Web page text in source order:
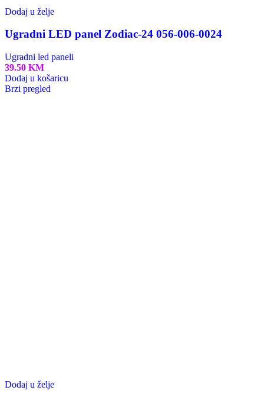
Dodaj u želje
Ugradni LED panel Zodiac-24 056-006-0024
Ugradni led paneli
39.50 KM
Dodaj u košaricu
Brzi pregled
Dodaj u želje